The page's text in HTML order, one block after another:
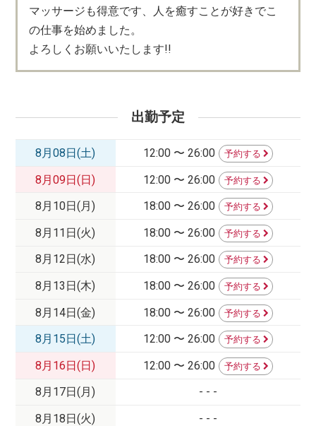
マッサージも得意です、人を癒すことが好きでこ
の仕事を始めました。
よろしくお願いいたします!!
出勤予定
8月08日(土) 12:00 〜 26:00 予約する
8月09日(日) 12:00 〜 26:00 予約する
8月10日(月) 18:00 〜 26:00 予約する
8月11日(火) 18:00 〜 26:00 予約する
8月12日(水) 18:00 〜 26:00 予約する
8月13日(木) 18:00 〜 26:00 予約する
8月14日(金) 18:00 〜 26:00 予約する
8月15日(土) 12:00 〜 26:00 予約する
8月16日(日) 12:00 〜 26:00 予約する
8月17日(月)
- - -
8月18日(火)
- - -